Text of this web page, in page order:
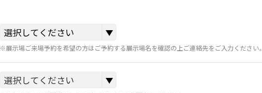
※展示場ご来場予約を希望の方はご予約する展示場名を確認の上ご連絡先をご入力ください。